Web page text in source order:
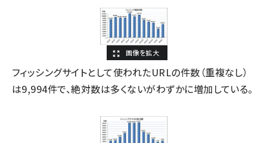
フィッシングサイトとして使われたURLの件数（重複なし）
は9,994件で、絶対数は多くないがわずかに増加している。